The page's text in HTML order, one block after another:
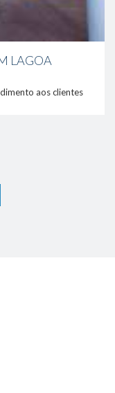
LAGOA
aos clientes